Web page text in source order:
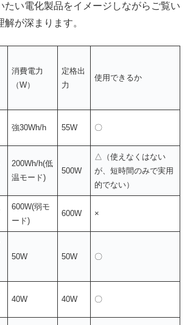
たい電化製品をイメージしながらご覧い
が深まります。
消費電力
（W）
定格出
力
使用できるか
強30Wh/h 55W 〇
200Wh/h(低
温モード)
500W
△（使えなくはない
が、短時間のみで実用
的でない）
600W(弱モ
ード)
600W ×
50W 50W 〇
40W 40W 〇